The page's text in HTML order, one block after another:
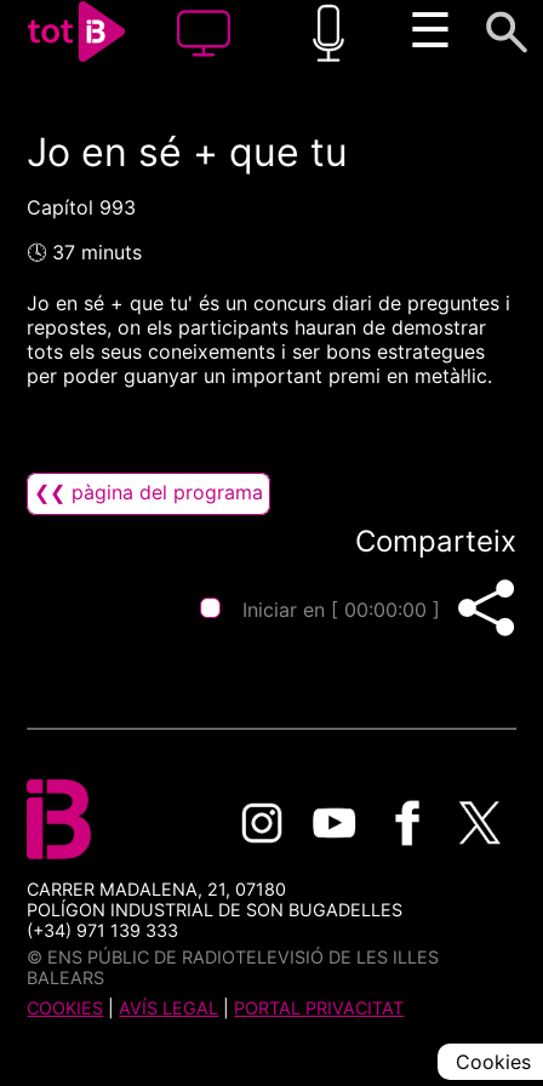
☰
00:00 00:00
Jo en sé + que tu
Capítol 993
🕓 37 minuts
Jo en sé + que tu' és un concurs diari de preguntes i
repostes, on els participants hauran de demostrar
tots els seus coneixements i ser bons estrategues
per poder guanyar un important premi en metàl·lic.
❮❮ pàgina del programa
Comparteix
Iniciar en [ 00:00:00 ]
CARRER MADALENA, 21, 07180
POLÍGON INDUSTRIAL DE SON BUGADELLES
(+34) 971 139 333
© ENS PÚBLIC DE RADIOTELEVISIÓ DE LES ILLES
BALEARS
COOKIES |AVÍS LEGAL PORTAL PRIVACITAT
Cookies